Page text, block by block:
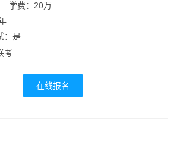
学费：20万
：是
考
在线报名